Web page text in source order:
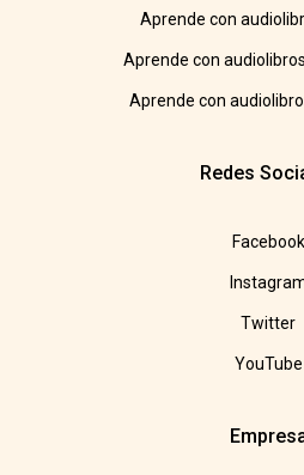
Aprende con
Aprende con
Aprende con
Redes
Facebook
Twitter
YouTube